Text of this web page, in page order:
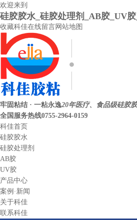
欢迎来到
硅胶胶水_硅胶处理剂_AB胶_UV
收藏科佳在线留言网站地图
牢固粘结 · 一粘永逸20年医疗、食品级硅胶
全国服务热线0755-2964-0159
科佳首页
硅胶胶水
硅胶处理剂
AB胶
UV胶
产品中心
案例·新闻
关于科佳
联系科佳